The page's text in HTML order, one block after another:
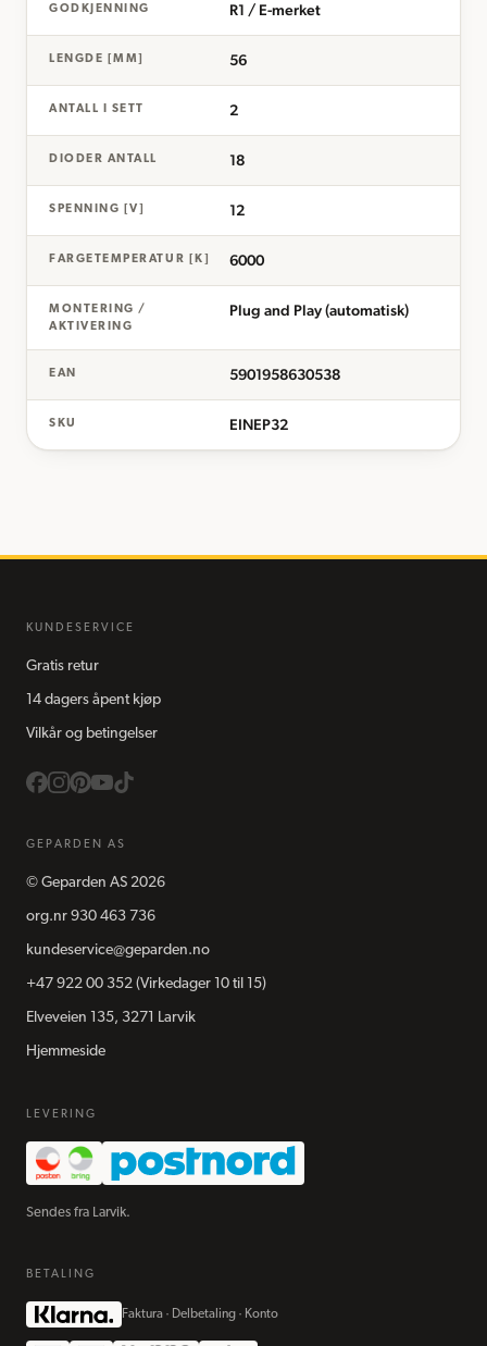
GODKJENNING R1 / E-merket
LENGDE [MM] 56
ANTALL I SETT 2
DIODER ANTALL 18
SPENNING [V] 12
FARGETEMPERATUR [K] 6000
MONTERING /
AKTIVERING
Plug and Play (automatisk)
EAN 5901958630538
SKU EINEP32
KUNDESERVICE
Gratis retur
14 dagers åpent kjøp
Vilkår og betingelser
GEPARDEN AS
© Geparden AS 2026
org.nr 930 463 736
kundeservice@geparden.no
+47 922 00 352 (Virkedager 10 til 15)
Elveveien 135, 3271 Larvik
Hjemmeside
LEVERING
Sendes fra Larvik.
BETALING
Faktura · Delbetaling · Konto